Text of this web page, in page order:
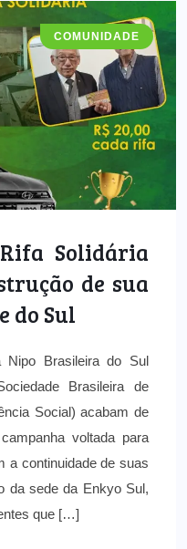
COMUNIDADE
Solidária
de sua
do Sul
Nipo Brasileira do Sul
Brasileira de
Social) acabam de
voltada para
a continuidade de suas
da sede da Enkyo Sul,
que […]